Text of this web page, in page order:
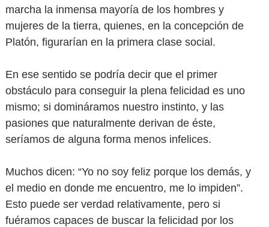
marcha la inmensa mayoría de los hombres y
mujeres de la tierra, quienes, en la concepción de
Platón, figurarían en la primera clase social.
En ese sentido se podría decir que el primer
obstáculo para conseguir la plena felicidad es uno
mismo; si domináramos nuestro instinto, y las
pasiones que naturalmente derivan de éste,
seríamos de alguna forma menos infelices.
Muchos dicen: “Yo no soy feliz porque los demás, y
el medio en donde me encuentro, me lo impiden”.
Esto puede ser verdad relativamente, pero si
fuéramos capaces de buscar la felicidad por los